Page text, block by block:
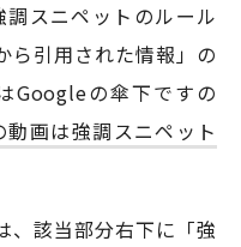
スニペットのルール
ら引用された情報」の
Googleの傘下ですの
画は強調スニペット
、該当部分右下に「強